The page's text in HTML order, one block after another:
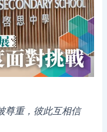
尊重，彼此互相信